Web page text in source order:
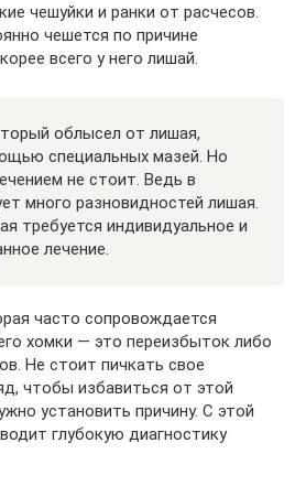
чешуйки и ранки от расчесов.
чешется по причине
всего у него лишай.
облысел от лишая,
специальных мазей. Но
не стоит. Ведь в
много разновидностей лишая.
требуется индивидуальное и
лечение.
часто сопровождается
хомки — это переизбыток либо
Не стоит пичкать свое
чтобы избавиться от этой
установить причину. С этой
глубокую диагностику